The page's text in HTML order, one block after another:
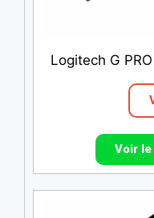
Logitech G
Voir